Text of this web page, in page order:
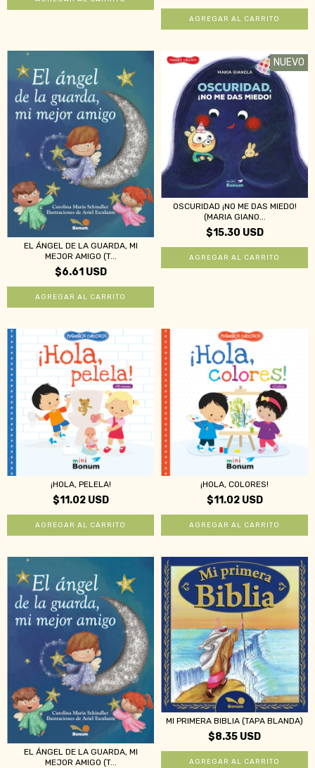
EL ÁNGEL DE LA GUARDA, MI
MEJOR AMIGO (T...
$6.61 USD
NUEVO
OSCURIDAD ¡NO ME DAS MIEDO!
(MARIA GIANO...
$15.30 USD
¡HOLA, PELELA!
$11.02 USD
¡HOLA, COLORES!
$11.02 USD
EL ÁNGEL DE LA GUARDA, MI
MEJOR AMIGO (T...
MI PRIMERA BIBLIA (TAPA BLANDA)
$8.35 USD